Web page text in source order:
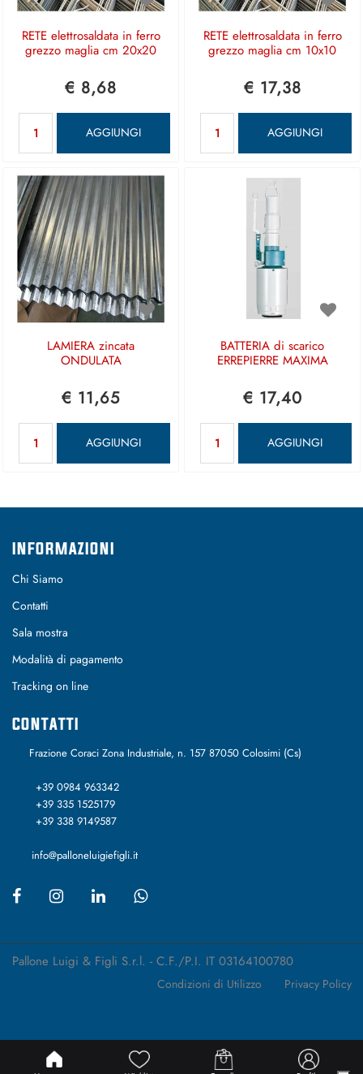
RETE elettrosaldata in ferro
grezzo maglia cm 20x20
€ 8,68
AGGIUNGI
RETE elettrosaldata in ferro
grezzo maglia cm 10x10
€ 17,38
AGGIUNGI
LAMIERA zincata
ONDULATA
€ 11,65
AGGIUNGI
BATTERIA di scarico
ERREPIERRE MAXIMA
€ 17,40
AGGIUNGI
INFORMAZIONI
Chi Siamo
Contatti
Sala mostra
Modalità di pagamento
Tracking on line
CONTATTI
Frazione Coraci Zona Industriale, n. 157 87050 Colosimi (Cs)
+39 0984 963342
+39 335 1525179
+39 338 9149587
info@palloneluigiefigli.it
Pallone Luigi & Figli S.r.l. - C.F./P.I. IT 03164100780
Condizioni di Utilizzo Privacy Policy
Powered by Passepartout